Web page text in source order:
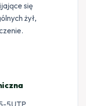
się
żył,
5UTP